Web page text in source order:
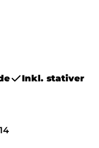
Inkl. stativer